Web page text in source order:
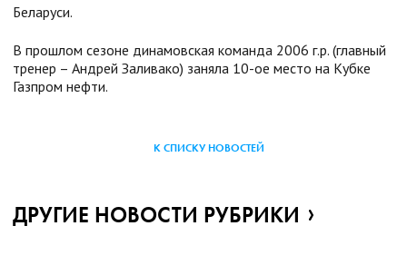
Беларуси.
В прошлом сезоне динамовская команда 2006 г.р. (главный
тренер – Андрей Заливако) заняла 10-ое место на Кубке
Газпром нефти.
К СПИСКУ НОВОСТЕЙ
ДРУГИЕ НОВОСТИ РУБРИКИ